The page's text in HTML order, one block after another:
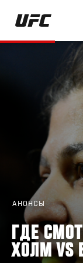
Перейти
основному
АНОНСЫ
ГДЕ
ХОЛМ VS